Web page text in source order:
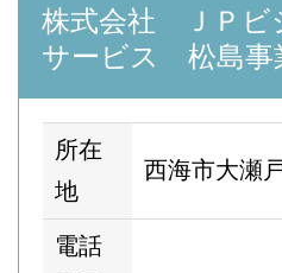
株式会社 ＪＰビ
サービス 松島事
所在
地
西海市大瀬
電話